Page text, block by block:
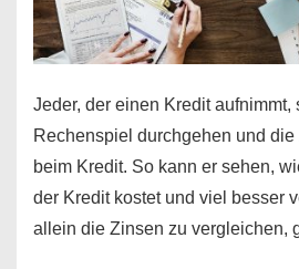
Jeder, der einen Kredit aufnimmt,
Rechenspiel durchgehen und
beim Kredit. So kann er sehen,
der Kredit kostet und viel besser
allein die Zinsen zu vergleichen,